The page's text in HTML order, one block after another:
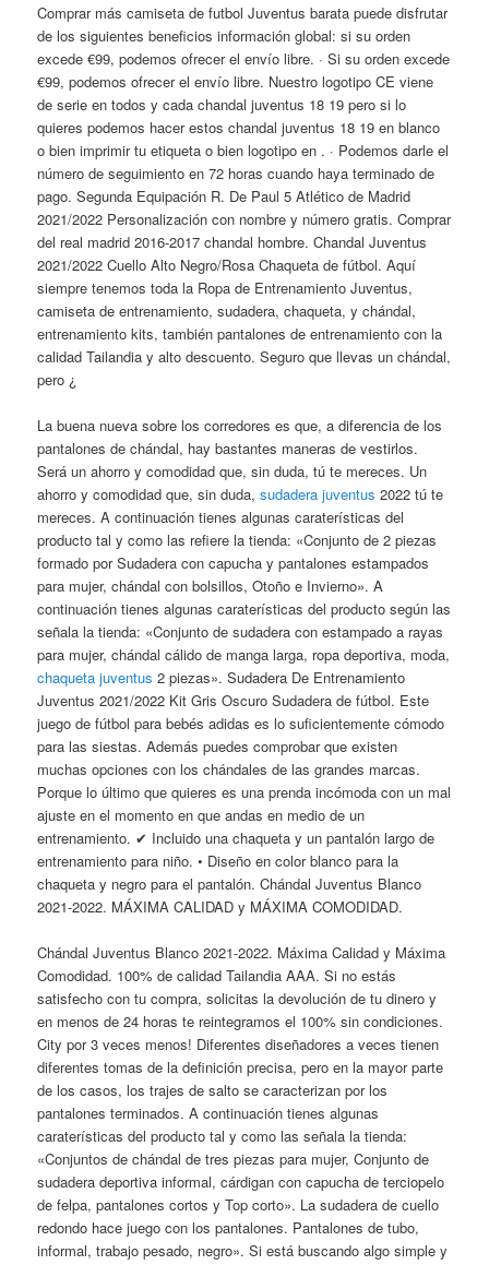
Comprar más camiseta de futbol Juventus barata puede disfrutar
de los siguientes beneficios información global: si su orden
excede €99, podemos ofrecer el envío libre. · Si su orden excede
€99, podemos ofrecer el envío libre. Nuestro logotipo CE viene
de serie en todos y cada chandal juventus 18 19 pero si lo
quieres podemos hacer estos chandal juventus 18 19 en blanco
o bien imprimir tu etiqueta o bien logotipo en . · Podemos darle el
número de seguimiento en 72 horas cuando haya terminado de
pago. Segunda Equipación R. De Paul 5 Atlético de Madrid
2021/2022 Personalización con nombre y número gratis. Comprar
del real madrid 2016-2017 chandal hombre. Chandal Juventus
2021/2022 Cuello Alto Negro/Rosa Chaqueta de fútbol. Aquí
siempre tenemos toda la Ropa de Entrenamiento Juventus,
camiseta de entrenamiento, sudadera, chaqueta, y chándal,
entrenamiento kits, también pantalones de entrenamiento con la
calidad Tailandia y alto descuento. Seguro que llevas un chándal,
pero ¿
La buena nueva sobre los corredores es que, a diferencia de los
pantalones de chándal, hay bastantes maneras de vestirlos.
Será un ahorro y comodidad que, sin duda, tú te mereces. Un
ahorro y comodidad que, sin duda,sudadera juventus 2022 tú te
mereces. A continuación tienes algunas caraterísticas del
producto tal y como las refiere la tienda: «Conjunto de 2 piezas
formado por Sudadera con capucha y pantalones estampados
para mujer, chándal con bolsillos, Otoño e Invierno». A
continuación tienes algunas caraterísticas del producto según las
señala la tienda: «Conjunto de sudadera con estampado a rayas
para mujer, chándal cálido de manga larga, ropa deportiva, moda,
chaqueta juventus 2 piezas». Sudadera De Entrenamiento
Juventus 2021/2022 Kit Gris Oscuro Sudadera de fútbol. Este
juego de fútbol para bebés adidas es lo suficientemente cómodo
para las siestas. Además puedes comprobar que existen
muchas opciones con los chándales de las grandes marcas.
Porque lo último que quieres es una prenda incómoda con un mal
ajuste en el momento en que andas en medio de un
entrenamiento. ✔ Incluido una chaqueta y un pantalón largo de
entrenamiento para niño. • Diseño en color blanco para la
chaqueta y negro para el pantalón. Chándal Juventus Blanco
2021-2022. MÁXIMA CALIDAD y MÁXIMA COMODIDAD.
Chándal Juventus Blanco 2021-2022. Máxima Calidad y Máxima
Comodidad. 100% de calidad Tailandia AAA. Si no estás
satisfecho con tu compra, solicitas la devolución de tu dinero y
en menos de 24 horas te reintegramos el 100% sin condiciones.
City por 3 veces menos! Diferentes diseñadores a veces tienen
diferentes tomas de la definición precisa, pero en la mayor parte
de los casos, los trajes de salto se caracterizan por los
pantalones terminados. A continuación tienes algunas
caraterísticas del producto tal y como las señala la tienda:
«Conjuntos de chándal de tres piezas para mujer, Conjunto de
sudadera deportiva informal, cárdigan con capucha de terciopelo
de felpa, pantalones cortos y Top corto». La sudadera de cuello
redondo hace juego con los pantalones. Pantalones de tubo,
informal, trabajo pesado, negro». Si está buscando algo simple y